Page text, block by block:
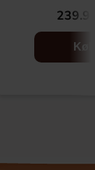
Køb